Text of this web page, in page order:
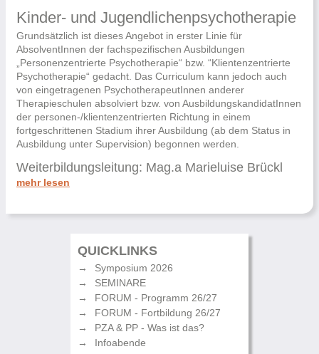
Kinder- und Jugendlichenpsychotherapie
Grundsätzlich ist dieses Angebot in erster Linie für
AbsolventInnen der fachspezifischen Ausbildungen
„Personenzentrierte Psychotherapie“ bzw. “Klientenzentrierte
Psychotherapie“ gedacht. Das Curriculum kann jedoch auch
von eingetragenen PsychotherapeutInnen anderer
Therapieschulen absolviert bzw. von AusbildungskandidatInnen
der personen-/klientenzentrierten Richtung in einem
fortgeschrittenen Stadium ihrer Ausbildung (ab dem Status in
Ausbildung unter Supervision) begonnen werden.
Weiterbildungsleitung: Mag.a Marieluise Brückl
mehr lesen
QUICKLINKS
Symposium 2026
SEMINARE
FORUM - Programm 26/27
FORUM - Fortbildung 26/27
PZA & PP - Was ist das?
Infoabende